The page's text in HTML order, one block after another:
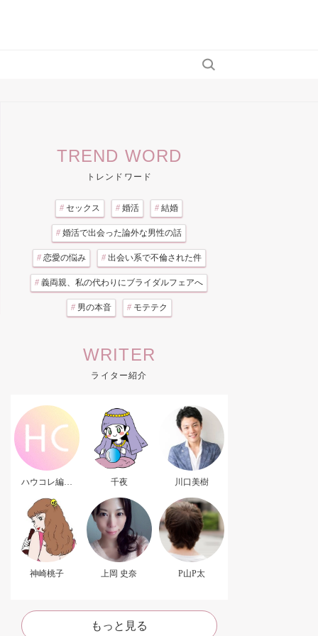
TREND WORD
トレンドワード
# セックス # 婚活 # 結婚
# 婚活で出会った論外な男性の話
# 恋愛の悩み # 出会い系で不倫された件
# 義両親、私の代わりにブライダルフェアへ
# 男の本音 # モテテク
WRITER
ライター紹介
ハウコレ編集
千夜 川口美樹
神崎桃子 上岡 史奈 P山P太
もっと見る